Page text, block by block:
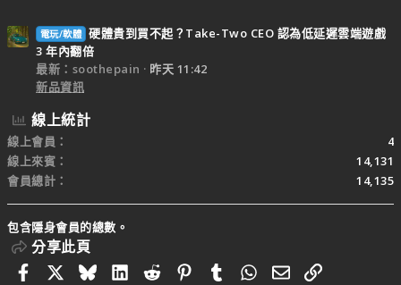
電玩/軟體 硬體貴到買不起？Take-Two CEO 認為低延遲雲端遊戲
3 年內翻倍
最新：soothepain
昨天 11:42
新品資訊
線上統計
線上會員
4
線上來賓
14,131
會員總計
14,135
包含隱身會員的總數。
分享此頁
FacebookBlueskyLinkedIn
RedditPinterestTumblrWhatsApp
電子郵件
連結